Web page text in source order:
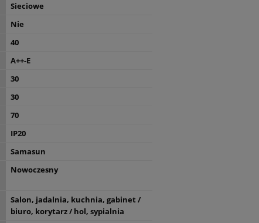
Sieciowe
Nie
40
A++-E
30
30
70
IP20
Samasun
Nowoczesny
Salon, jadalnia, kuchnia, gabinet /
biuro, korytarz / hol, sypialnia